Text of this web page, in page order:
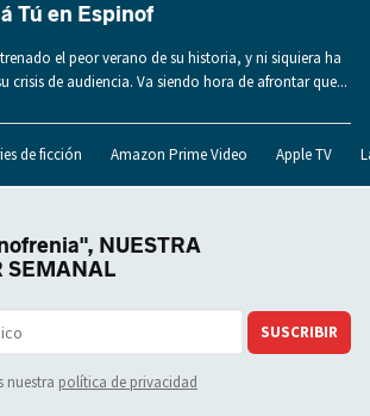
Tú en Espinof
el peor verano de su historia, y ni siquiera ha
crisis de audiencia. Va siendo hora de afrontar que...
de ficción Amazon Prime Video Apple TV
NUESTRA
SEMANAL
SUSCRIBIR
nuestra política de privacidad